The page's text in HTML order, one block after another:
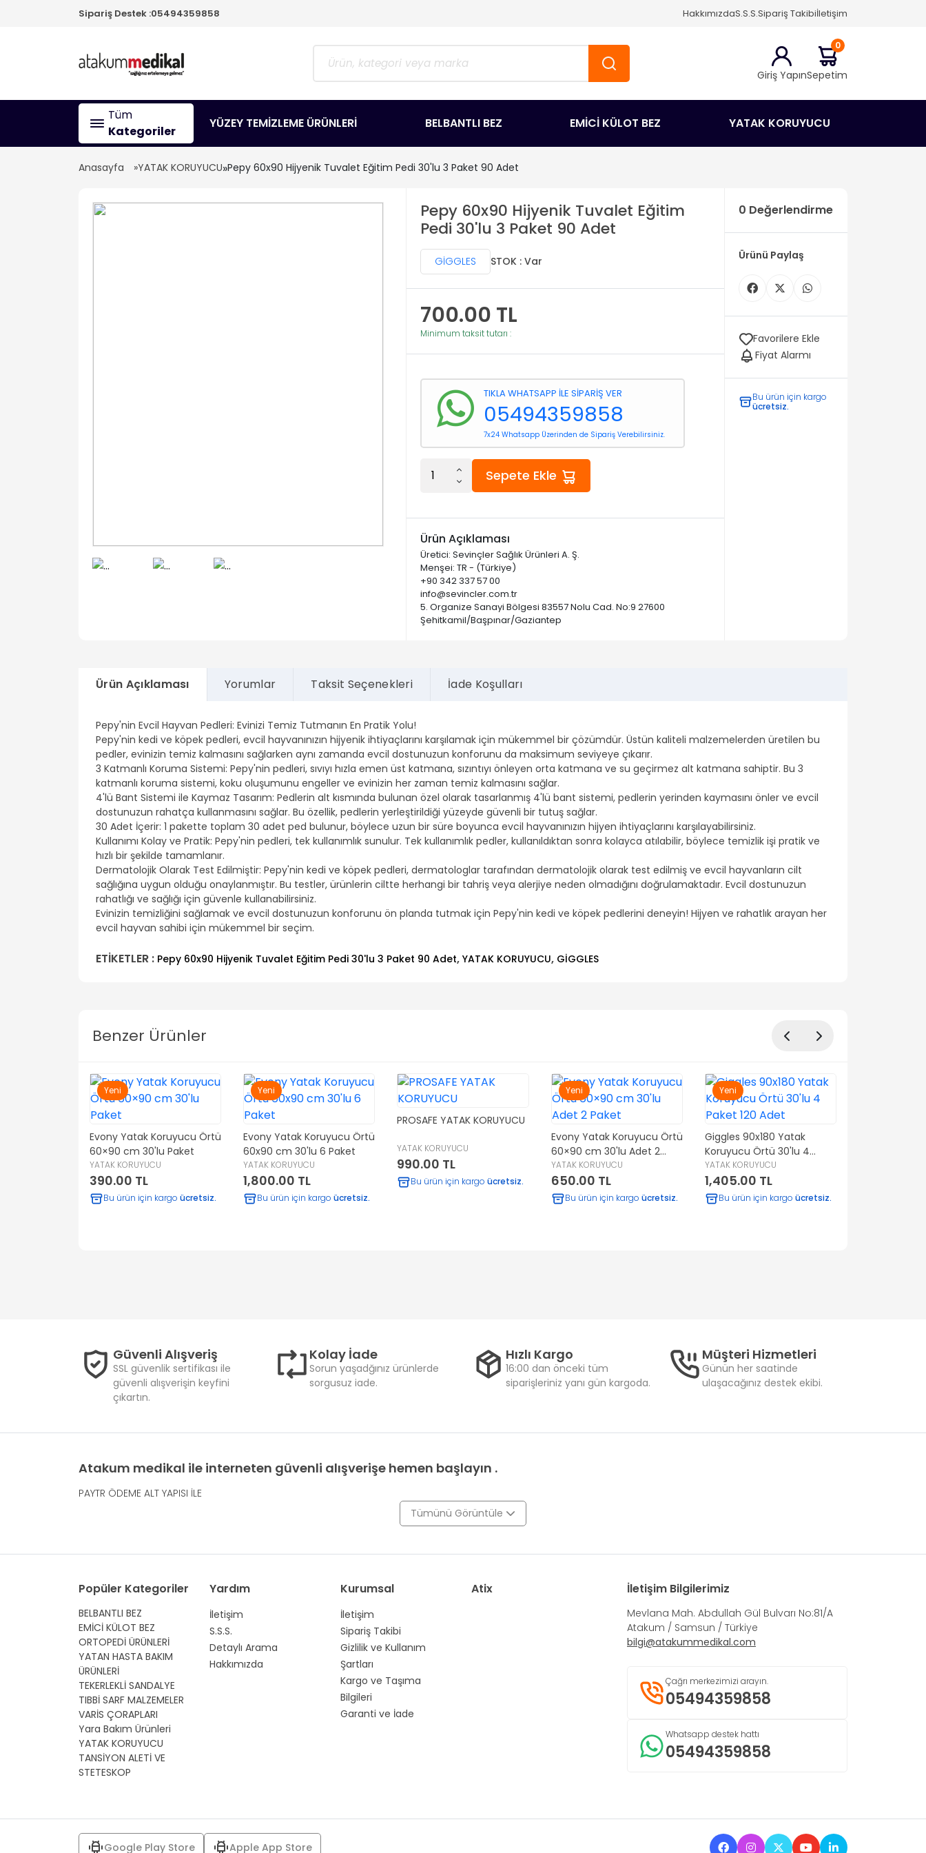
Sipariş Destek :05494359858 HakkımızdaS.S.S.Sipariş Takibiİletişim
Giriş Yapın
0
Sepetim
Tüm
Kategoriler
YÜZEY TEMİZLEME ÜRÜNLERİ BELBANTLI BEZ EMİCİ KÜLOT BEZ YATAK KORUYUCU
Anasayfa YATAK KORUYUCU»Pepy 60x90 Hijyenik Tuvalet Eğitim Pedi 30'lu 3 Paket 90 Adet
Pepy 60x90 Hijyenik Tuvalet Eğitim
Pedi 30'lu 3 Paket 90 Adet
GİGGLES STOK : Var
700.00 TL
Minimum taksit tutarı :
TIKLA WHATSAPP İLE SİPARİŞ VER
05494359858
7x24 Whatsapp Üzerinden de Sipariş Verebilirsiniz.
Sepete Ekle
Ürün Açıklaması
Üretici: Sevinçler Sağlık Ürünleri A. Ş.
Menşei: TR - (Türkiye)
+90 342 337 57 00
info@sevincler.com.tr
5. Organize Sanayi Bölgesi 83557 Nolu Cad. No:9 27600
Şehitkamil/Başpınar/Gaziantep
0 Değerlendirme
Ürünü Paylaş
Favorilere Ekle
Fiyat Alarmı
Bu ürün için kargo
ücretsiz.
Ürün Açıklaması Yorumlar Taksit Seçenekleri İade Koşulları
Pepy'nin Evcil Hayvan Pedleri: Evinizi Temiz Tutmanın En Pratik Yolu!
Pepy'nin kedi ve köpek pedleri, evcil hayvanınızın hijyenik ihtiyaçlarını karşılamak için mükemmel bir çözümdür. Üstün kaliteli malzemelerden üretilen bu
pedler, evinizin temiz kalmasını sağlarken aynı zamanda evcil dostunuzun konforunu da maksimum seviyeye çıkarır.
3 Katmanlı Koruma Sistemi: Pepy'nin pedleri, sıvıyı hızla emen üst katmana, sızıntıyı önleyen orta katmana ve su geçirmez alt katmana sahiptir. Bu 3
katmanlı koruma sistemi, koku oluşumunu engeller ve evinizin her zaman temiz kalmasını sağlar.
4'lü Bant Sistemi ile Kaymaz Tasarım: Pedlerin alt kısmında bulunan özel olarak tasarlanmış 4'lü bant sistemi, pedlerin yerinden kaymasını önler ve evcil
dostunuzun rahatça kullanmasını sağlar. Bu özellik, pedlerin yerleştirildiği yüzeyde güvenli bir tutuş sağlar.
30 Adet İçerir: 1 pakette toplam 30 adet ped bulunur, böylece uzun bir süre boyunca evcil hayvanınızın hijyen ihtiyaçlarını karşılayabilirsiniz.
Kullanımı Kolay ve Pratik: Pepy'nin pedleri, tek kullanımlık sunulur. Tek kullanımlık pedler, kullanıldıktan sonra kolayca atılabilir, böylece temizlik işi pratik ve
hızlı bir şekilde tamamlanır.
Dermatolojik Olarak Test Edilmiştir: Pepy'nin kedi ve köpek pedleri, dermatologlar tarafından dermatolojik olarak test edilmiş ve evcil hayvanların cilt
sağlığına uygun olduğu onaylanmıştır. Bu testler, ürünlerin ciltte herhangi bir tahriş veya alerjiye neden olmadığını doğrulamaktadır. Evcil dostunuzun
rahatlığı ve sağlığı için güvenle kullanabilirsiniz.
Evinizin temizliğini sağlamak ve evcil dostunuzun konforunu ön planda tutmak için Pepy'nin kedi ve köpek pedlerini deneyin! Hijyen ve rahatlık arayan her
evcil hayvan sahibi için mükemmel bir seçim.
ETİKETLER : Pepy 60x90 Hijyenik Tuvalet Eğitim Pedi 30'lu 3 Paket 90 Adet, YATAK KORUYUCU, GİGGLES
Benzer Ürünler
Yeni
Evony Yatak Koruyucu Örtü
60×90 cm 30'lu Paket
YATAK KORUYUCU
390.00 TL
Bu ürün için kargo ücretsiz.
Yeni
Evony Yatak Koruyucu Örtü
60x90 cm 30'lu 6 Paket
YATAK KORUYUCU
1,800.00 TL
Bu ürün için kargo ücretsiz.
PROSAFE YATAK KORUYUCU
YATAK KORUYUCU
990.00 TL
Bu ürün için kargo ücretsiz.
Yeni
Evony Yatak Koruyucu Örtü
60×90 cm 30'lu Adet 2
Paket
YATAK KORUYUCU
650.00 TL
Bu ürün için kargo ücretsiz.
Yeni
Giggles 90x180 Yatak
Koruyucu Örtü 30'lu 4
Paket 120 Adet
YATAK KORUYUCU
1,405.00 TL
Bu ürün için kargo ücretsiz.
Güvenli Alışveriş
SSL güvenlik sertifikası ile
güvenli alışverişin keyfini
çıkartın.
Kolay İade
Sorun yaşadğınız ürünlerde
sorgusuz iade.
Hızlı Kargo
16:00 dan önceki tüm
siparişleriniz yanı gün kargoda.
Müşteri Hizmetleri
Günün her saatinde
ulaşacağınız destek ekibi.
Atakum medikal ile interneten güvenli alışverişe hemen başlayın .
PAYTR ÖDEME ALT YAPISI İLE
Tümünü Görüntüle
Popüler Kategoriler
BELBANTLI BEZ
EMİCİ KÜLOT BEZ
ORTOPEDİ ÜRÜNLERİ
YATAN HASTA BAKIM
ÜRÜNLERİ
TEKERLEKLİ SANDALYE
TIBBİ SARF MALZEMELER
VARİS ÇORAPLARI
Yara Bakım Ürünleri
YATAK KORUYUCU
TANSİYON ALETİ VE
STETESKOP
Yardım
İletişim
S.S.S.
Detaylı Arama
Hakkımızda
Kurumsal
İletişim
Sipariş Takibi
Gizlilik ve Kullanım
Şartları
Kargo ve Taşıma
Bilgileri
Garanti ve İade
Atix İletişim Bilgilerimiz
Mevlana Mah. Abdullah Gül Bulvarı No:81/A
Atakum / Samsun / Türkiye
bilgi@atakummedikal.com
Çağrı merkezimizi arayın.
05494359858
Whatsapp destek hattı
05494359858
Google Play Store Apple App Store